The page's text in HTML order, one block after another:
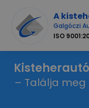
A
Galgóczi
ISO
– Találja